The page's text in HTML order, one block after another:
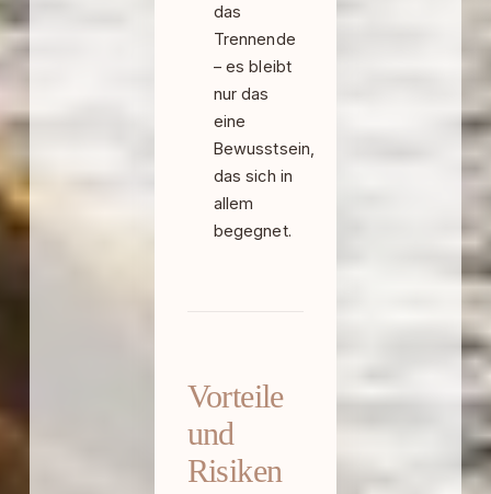
das
Trennende
– es bleibt
nur das
eine
Bewusstsein,
das sich in
allem
begegnet.
Vorteile
und
Risiken